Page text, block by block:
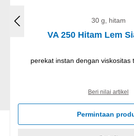
30 g, hitam
VA 250 Hitam Lem
perekat instan dengan viskositas
Beri nilai artikel
Permintaan